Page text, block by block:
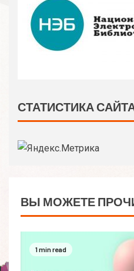
СТАТИСТИКА
ВЫ МОЖЕТЕ
1 min read